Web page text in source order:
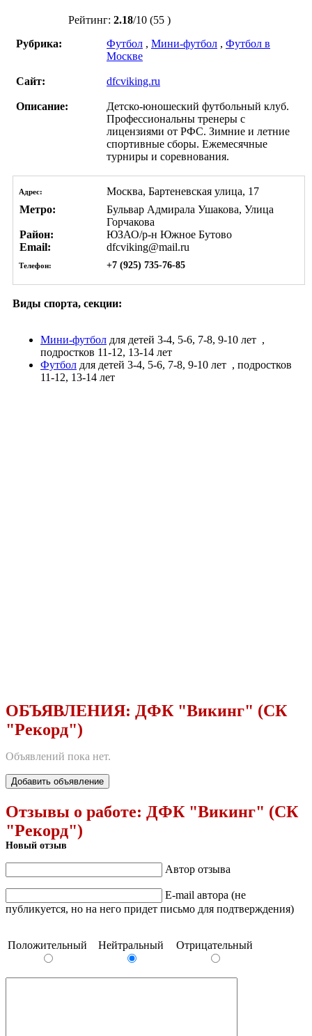
Рейтинг: 2.18/10 (55 )
Рубрика:
Футбол , Мини-футбол , Футбол в
Москве
Сайт: dfcviking.ru
Описание:
Детско-юношеский футбольный клуб.
Профессиональны тренеры с
лицензиями от РФС. Зимние и летние
спортивные сборы. Ежемесячные
турниры и соревнования.
Адрес:
Москва, Бартеневская улица, 17
Метро:
Бульвар Адмирала Ушакова, Улица
Горчакова
Район:
ЮЗАО/р-н Южное Бутово
Email:
dfcviking@mail.ru
Телефон: +7 (925) 735-76-85
Виды спорта, секции:
Мини-футбол для детей 3-4, 5-6, 7-8, 9-10 лет ,
подростков 11-12, 13-14 лет
Футбол для детей 3-4, 5-6, 7-8, 9-10 лет , подростков
11-12, 13-14 лет
ОБЪЯВЛЕНИЯ: ДФК "Викинг" (СК
"Рекорд")
Объявлений пока нет.
Добавить объявление
Отзывы о работе: ДФК "Викинг" (СК
"Рекорд")
Новый отзыв
Автор отзыва
E-mail автора (не
публикуется, но на него придет письмо для подтверждения)
Положительный Нейтральный Отрицательный